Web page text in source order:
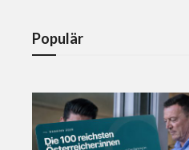
Populär